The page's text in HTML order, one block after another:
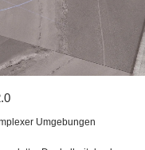
Umgebungen